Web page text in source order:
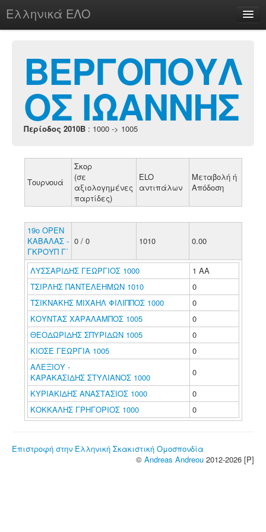
Ελληνικά ΕΛΟ
chesstu.be @ discord
Login
ΒΕΡΓΟΠΟΥΛ
ΟΣ ΙΩΑΝΝΗΣ
Περίοδος 2010B : 1000 -> 1005
Τουρνουά
Σκορ
(σε
αξιολογημένες
παρτίδες)
ELO
αντιπάλων
Μεταβολή ή
Απόδοση
19ο ΟΡΕΝ
ΚΑΒΑΛΑΣ -
ΓΚΡΟΥΠ Γ΄
0 / 0 1010 0.00
ΛΥΣΣΑΡΙΔΗΣ ΓΕΩΡΓΙΟΣ 1000
1 ΑΑ
ΤΣΙΡΛΗΣ ΠΑΝΤΕΛΕΗΜΩΝ 1010
0
ΤΣΙΚΝΑΚΗΣ ΜΙΧΑΗΛ ΦΙΛΙΠΠΟΣ 1000
0
ΚΟΥΝΤΑΣ ΧΑΡΑΛΑΜΠΟΣ 1005
0
ΘΕΟΔΩΡΙΔΗΣ ΣΠΥΡΙΔΩΝ 1005
0
ΚΙΟΣΕ ΓΕΩΡΓΙΑ 1005
0
ΑΛΕΞΙΟΥ -
ΚΑΡΑΚΑΣΙΔΗΣ ΣΤΥΛΙΑΝΟΣ 1000
0
ΚΥΡΙΑΚΙΔΗΣ ΑΝΑΣΤΑΣΙΟΣ 1000
0
ΚΟΚΚΑΛΗΣ ΓΡΗΓΟΡΙΟΣ 1000
0
Επιστροφή στην Ελληνική Σκακιστική Ομοσπονδία
© Andreas Andreou 2012-2026 [P]